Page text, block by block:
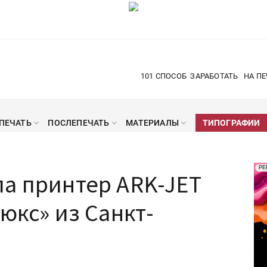
101 СПОСОБ ЗАРАБОТАТЬ НА
ПЕЧАТЬ ПОСЛЕПЕЧАТЬ МАТЕРИАЛЫ ТИПОГРАФИИ
принтер ARK-JET
из Санкт-